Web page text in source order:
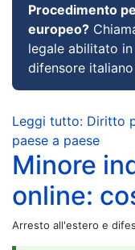
Procedimento
europeo?
legale abilitato
difensore
Leggi tutto: Diritto
paese a paese
Minore
online:
Arresto all'estero e